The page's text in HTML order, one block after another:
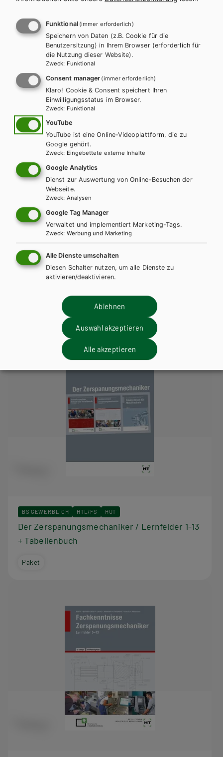
PRODUKTVARIANTEN
A c h t u n g
23,60 €
Lehrbuch
22,60 €
Lehrbuch
56,50 €
Preise inkl. MwSt., zzgl. Versandkosten | E-Book-Codes sind nur bei Bestellung
über die Schulbuchaktion enthalten. | *Exklusiv über die Schulbuchaktion
erhältlich.
BESCHREIBUNG
Das Arbeitsheft basiert auf dem Fachbuch „Fachkenntnisse
Zerspanungsmechaniker“ (SBNR 160502; ISBN 978-3-582-
10078-8) und liefert Lernsituationen gemäß der Lernfelder 5 bis
8. Aufgaben mit unterschiedlichen Schwierigkeitsgraden helfen,
den Lernstoff zu vertiefen und den eigenen Wissensstand zu
kontrollieren.
WEITERLESEN
ANZAHL
Weitere Bände dieser
Schulbuchreihe
BS GEWERBLICH HTL/FS HUT
Der Zerspanungsmechaniker / Lernfelder 1-13
+ Tabellenbuch
Paket
Funktional (immer erforderlich)
Speichern von Daten (z.B. Cookie für die
Benutzersitzung) in Ihrem Browser (erforderlich für
die Nutzung dieser Website).
Zweck: Funktional
Consent manager (immer erforderlich)
Klaro! Cookie & Consent speichert Ihren
Einwilligungsstatus im Browser.
Zweck: Funktional
YouTube
YouTube ist eine Online-Videoplattform, die zu
Google gehört.
Zweck: Eingebettete externe Inhalte
Google Analytics
Dienst zur Auswertung von Online-Besuchen der
Webseite.
Zweck: Analysen
Google Tag Manager
Verwaltet und implementiert Marketing-Tags.
Zweck: Werbung und Marketing
Alle Dienste umschalten
Diesen Schalter nutzen, um alle Dienste zu
aktivieren/deaktivieren.
Ablehnen
Auswahl akzeptieren
Alle akzeptieren